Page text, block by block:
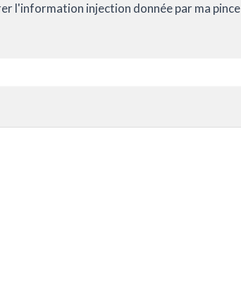
l'information injection donnée par ma pince